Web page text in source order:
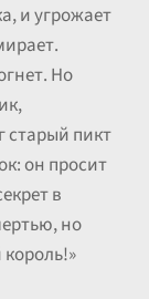
и угрожает
Но
старый пикт
он просит
в
но